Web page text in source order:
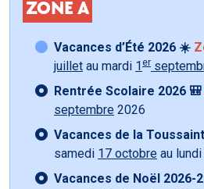
ZONE A
Vacances d’Été 2026 ☀️
juillet au mardi 1 er
Rentrée Scolaire 2026 🎒
septembre 2026
Vacances de la
samedi 17 octobre au lundi
Vacances de Noël 2026-